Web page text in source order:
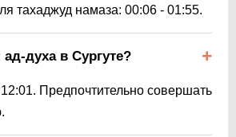
тахаджуд намаза: 00:06 - 01:55.
ад-духа в Сургуте?
12:01. Предпочтительно совершать